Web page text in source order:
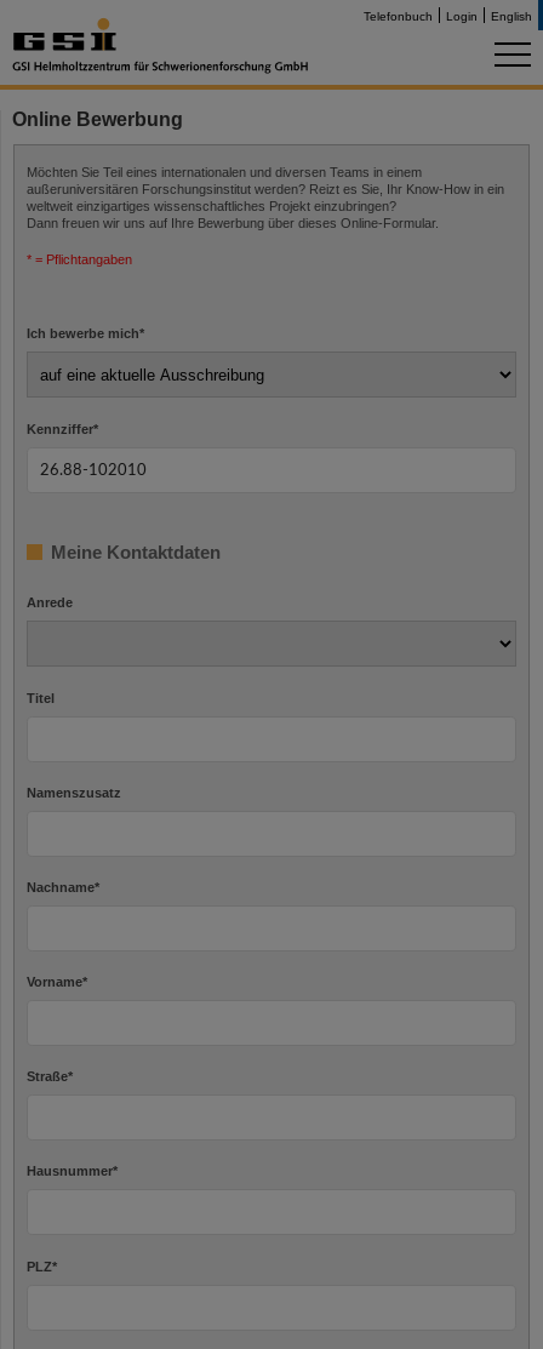
Telefonbuch Login English
Online Bewerbung
Möchten Sie Teil eines internationalen und diversen Teams in einem
außeruniversitären Forschungsinstitut werden? Reizt es Sie, Ihr Know-How in ein
weltweit einzigartiges wissenschaftliches Projekt einzubringen?
Dann freuen wir uns auf Ihre Bewerbung über dieses Online-Formular.
* = Pflichtangaben
Ich bewerbe mich*
Kennziffer*
Meine Kontaktdaten
Anrede
Titel
Namenszusatz
Nachname*
Vorname*
Straße*
Hausnummer*
PLZ*